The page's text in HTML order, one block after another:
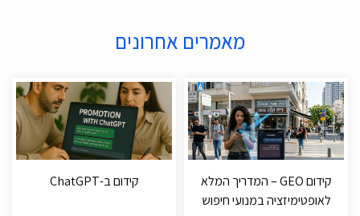
מאמרים אחרונים
קידום GEO – המדריך המלא
לאופטימיזציה במנועי חיפוש
קידום ב-ChatGPT